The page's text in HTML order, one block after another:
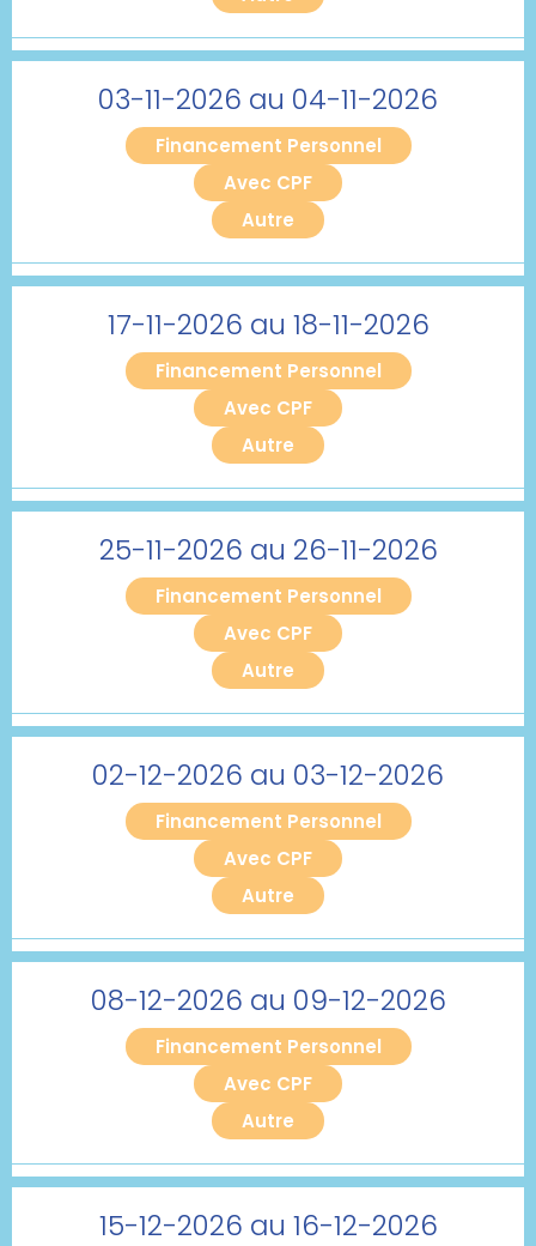
03-11-2026 au 04-11-2026
Financement Personnel
Avec CPF
Autre
17-11-2026 au 18-11-2026
Financement Personnel
Avec CPF
Autre
25-11-2026 au 26-11-2026
Financement Personnel
Avec CPF
Autre
02-12-2026 au 03-12-2026
Financement Personnel
Avec CPF
Autre
08-12-2026 au 09-12-2026
Financement Personnel
Avec CPF
Autre
15-12-2026 au 16-12-2026